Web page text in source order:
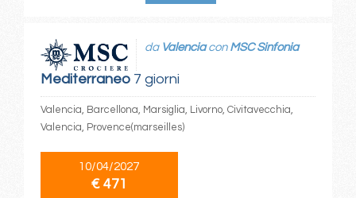
Mediterraneo7 giorni
da Valenciacon MSC Sinfonia
Valencia, Barcellona, Marsiglia, Livorno, Civitavecchia,
Valencia, Provence(marseilles)
10/04/2027
€ 471